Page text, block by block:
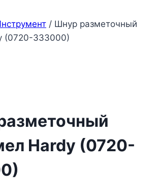
/ Шнур разметочный
(0720-333000)
Hardy (0720-